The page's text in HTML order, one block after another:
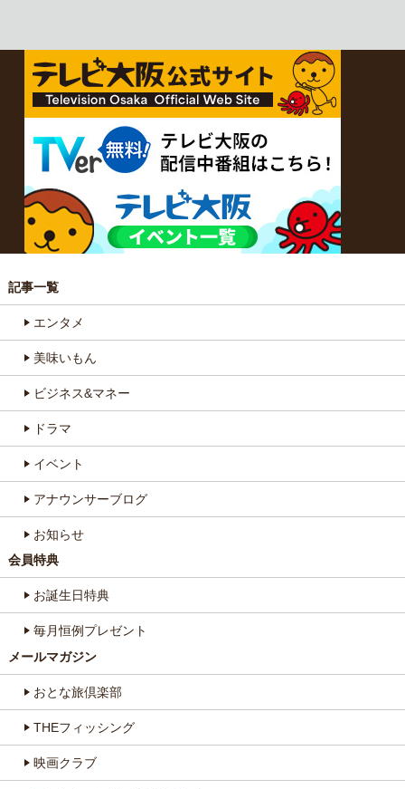
記事一覧
エンタメ
美味いもん
ビジネス&マネー
ドラマ
イベント
アナウンサーブログ
お知らせ
会員特典
お誕生日特典
毎月恒例プレゼント
メールマガジン
おとな旅倶楽部
THEフィッシング
映画クラブ